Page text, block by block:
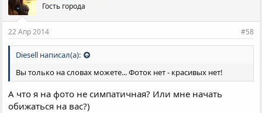
Гость города
22 Апр 2014 #58
Diesell написал(а):
Вы только на словах можете... Фоток нет - красивых нет!
А что я на фото не симпатичная? Или мне начать
обижаться на вас?)